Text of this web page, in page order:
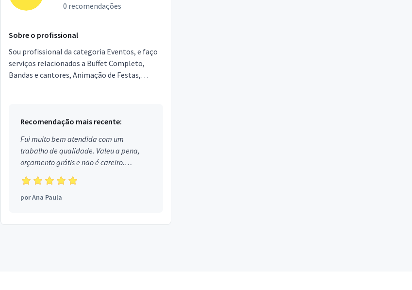
0 recomendações
Sobre o profissional
Sou profissional da categoria Eventos, e faço
serviços relacionados a Buffet Completo,
Bandas e cantores, Animação de Festas,
Recomendação mais recente:
Fui muito bem atendida com um
trabalho de qualidade. Valeu a pena,
orçamento grátis e não é careiro.
Obrigada!
porAna Paula